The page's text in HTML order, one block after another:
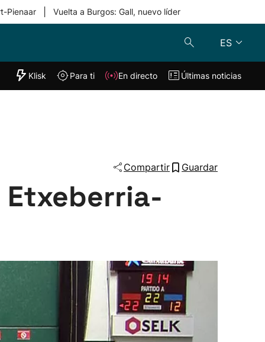
Pienaar Vuelta a Burgos: Gall, nuevo líder
ES
"Helmuga"
Klisk En directo
Klisk Para ti En directo Últimas noticias
Compartir Guardar
Etxeberria-